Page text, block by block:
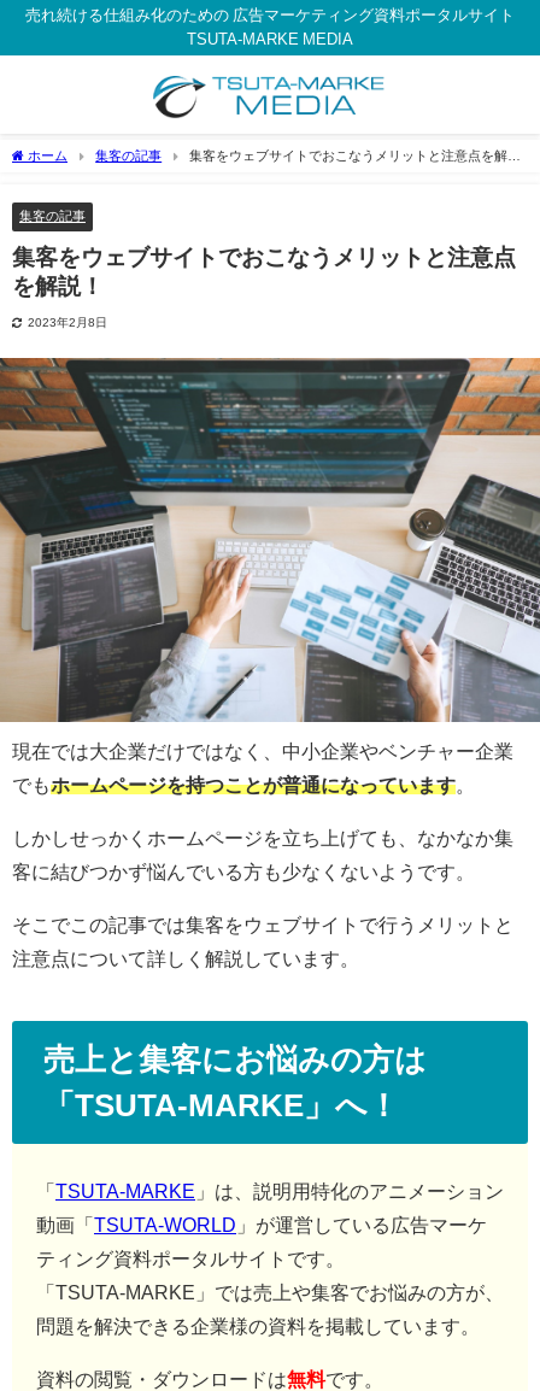
売れ続ける仕組み化のための 広告マーケティング資料ポータルサイト
TSUTA-MARKE MEDIA
ホーム 集客の記事
集客をウェブサイトでおこなうメリットと注意点を解
集客の記事
集客をウェブサイトでおこなうメリットと注意点
を解説！
2023年2月8日
現在では大企業だけではなく、中小企業やベンチャー企業
でもホームページを持つことが普通になっています
しかしせっかくホームページを立ち上げても、なかなか集
客に結びつかず悩んでいる方も少なくないようです。
そこでこの記事では集客をウェブサイトで行うメリットと
注意点について詳しく解説しています。
売上と集客にお悩みの方は
「TSUTA-MARKE」へ！
「 TSUTA-MARKE 」は、説明用特化のアニメーション
動画「 TSUTA-WORLD 」が運営している広告マーケ
ティング資料ポータルサイトです。
「TSUTA-MARKE」では売上や集客でお悩みの方が、
問題を解決できる企業様の資料を掲載しています。
資料の閲覧・ダウンロードは無料です。